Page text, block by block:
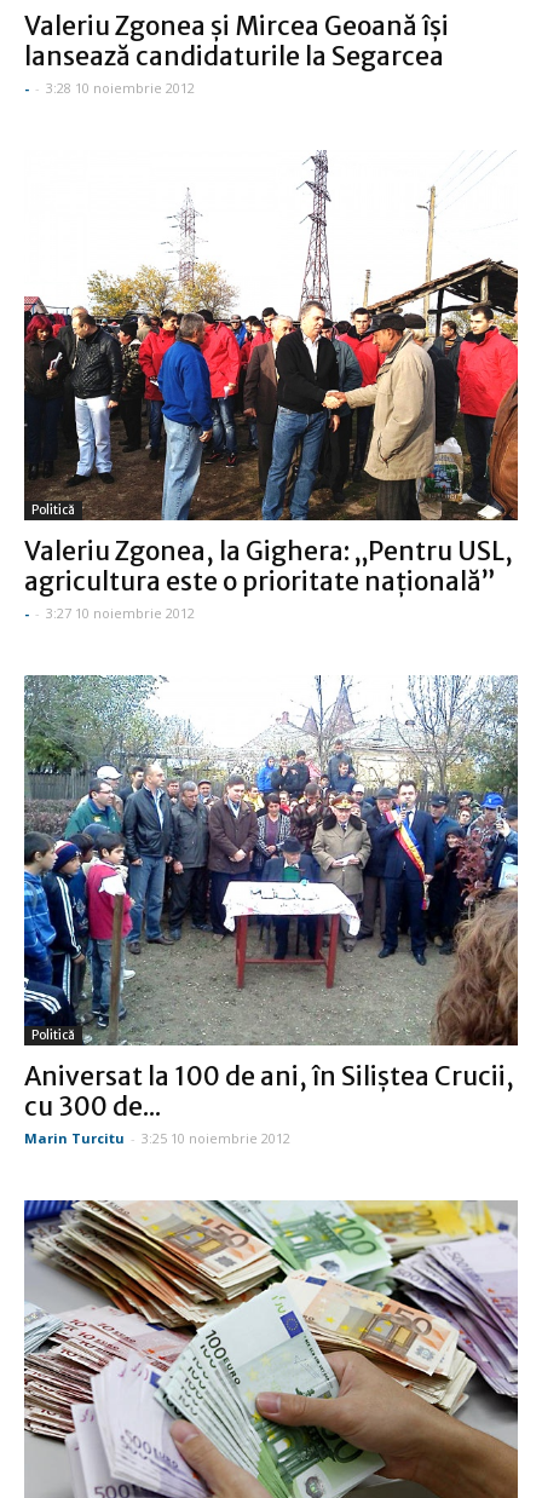
Valeriu Zgonea şi Mircea Geoană îşi
lansează candidaturile la Segarcea
- - 3:28 10 noiembrie 2012
Politică
Valeriu Zgonea, la Gighera: „Pentru USL,
agricultura este o prioritate naţională”
- - 3:27 10 noiembrie 2012
Politică
Aniversat la 100 de ani, în Siliştea Crucii,
cu 300 de...
Marin Turcitu - 3:25 10 noiembrie 2012